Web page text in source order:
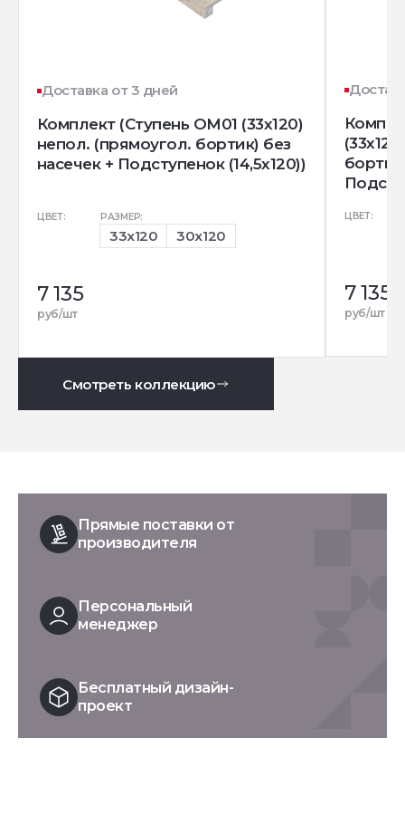
Доставка от 3 дней
Комплект (Ступень OM01 (33x120)
непол. (прямоугол. бортик) без
насечек + Подступенок (14,5x120))
ЦВЕТ: РАЗМЕР:
33x120 30x120
7 135
руб/шт
ЦВЕТ:
7 135
руб/шт
Смотреть коллекцию
Прямые поставки от
производителя
Персональный
менеджер
Бесплатный дизайн-
проект